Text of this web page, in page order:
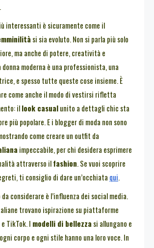
interessanti è sicuramente come il
si sia evoluto. Non si parla più solo
ma anche di potere, creatività e
donna moderna è una professionista, una
e spesso tutte queste cose insieme. È
come anche il modo di vestirsi rifletta
illook casualunito a dettagli chic sta
più popolare. E i blogger di moda non sono
come creare un outfit da
impeccabile, per chi desidera esprimere
attraverso ilfashion. Se vuoi scoprire
ti consiglio di dare un’occhiata qui.
considerare è l’influenza dei social media.
trovano ispirazione su piattaforme
TikTok. I modelli di bellezza si allungano e
corpo e ogni stile hanno una loro voce. In